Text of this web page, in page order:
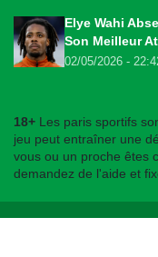
Elye Wahi
Son Meilleur
02/05/2026 -
18+ Les paris sportifs
jeu peut entraîner une
vous ou un proche êtes
demandez de l'aide et